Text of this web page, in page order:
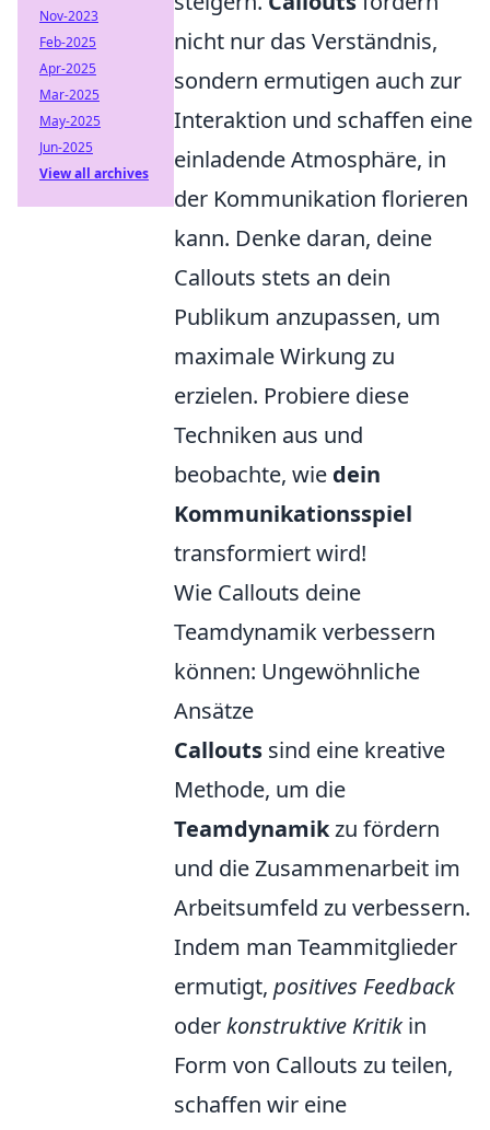
nicht nur das Verständnis,
sondern ermutigen auch zur
Interaktion und schaffen eine
einladende Atmosphäre, in
der Kommunikation florieren
kann. Denke daran, deine
Callouts stets an dein
Publikum anzupassen, um
maximale Wirkung zu
erzielen. Probiere diese
Techniken aus und
beobachte, wie dein
Kommunikationsspiel
transformiert wird!
Wie Callouts deine
Teamdynamik verbessern
können: Ungewöhnliche
Ansätze
Callouts sind eine kreative
Methode, um die
Teamdynamikzu fördern
und die Zusammenarbeit im
Arbeitsumfeld zu verbessern.
Indem man Teammitglieder
ermutigt, positives Feedback
oderkonstruktive Kritikin
Form von Callouts zu teilen,
schaffen wir eine
Nov-2023
Feb-2025
Apr-2025
Mar-2025
May-2025
Jun-2025
View all archives